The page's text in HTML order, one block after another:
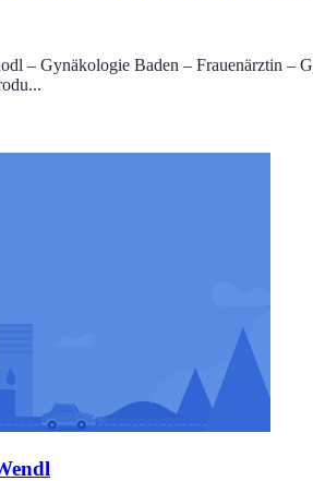
– Gynäkologie Baden – Frauenärztin –